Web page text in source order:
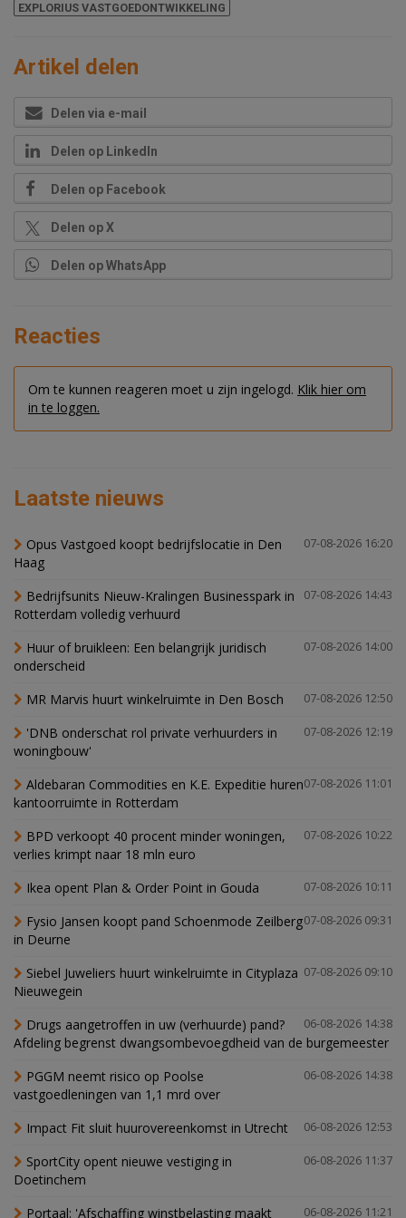
EXPLORIUS VASTGOEDONTWIKKELING
Artikel delen
Delen via e-mail
Delen op LinkedIn
Delen op Facebook
Delen op X
Delen op WhatsApp
Reacties
Om te kunnen reageren moet u zijn ingelogd. Klik hier om
in te loggen.
Laatste nieuws
07-08-2026 16:20
Opus Vastgoed koopt bedrijfslocatie in Den
Haag
07-08-2026 14:43
Bedrijfsunits Nieuw-Kralingen Businesspark in
Rotterdam volledig verhuurd
07-08-2026 14:00
Huur of bruikleen: Een belangrijk juridisch
onderscheid
07-08-2026 12:50
MR Marvis huurt winkelruimte in Den Bosch
07-08-2026 12:19
'DNB onderschat rol private verhuurders in
woningbouw'
07-08-2026 11:01
Aldebaran Commodities en K.E. Expeditie huren
kantoorruimte in Rotterdam
07-08-2026 10:22
BPD verkoopt 40 procent minder woningen,
verlies krimpt naar 18 mln euro
07-08-2026 10:11
Ikea opent Plan & Order Point in Gouda
07-08-2026 09:31
Fysio Jansen koopt pand Schoenmode Zeilberg
in Deurne
07-08-2026 09:10
Siebel Juweliers huurt winkelruimte in Cityplaza
Nieuwegein
06-08-2026 14:38
Drugs aangetroffen in uw (verhuurde) pand?
Afdeling begrenst dwangsombevoegdheid van de burgemeester
06-08-2026 14:38
PGGM neemt risico op Poolse
vastgoedleningen van 1,1 mrd over
06-08-2026 12:53
Impact Fit sluit huurovereenkomst in Utrecht
06-08-2026 11:37
SportCity opent nieuwe vestiging in
Doetinchem
06-08-2026 11:21
Portaal: 'Afschaffing winstbelasting maakt